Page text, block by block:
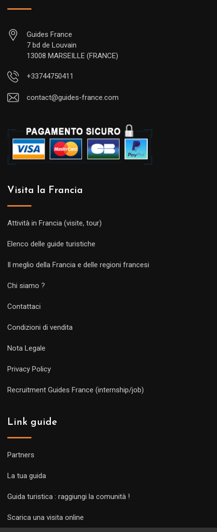
Guides France
7 bd de Louvain
13008 MARSEILLE (FRANCE)
+33744750411
contact@guides-france.com
Visita la Francia
Attività in Francia (visite, tour)
Elenco delle guide turistiche
Il meglio della Francia e delle regioni francesi
Chi siamo ?
Contattaci
Condizioni di vendita
Nota Legale
Privacy Policy
Recruitment Guides France (internship/job)
Link guide
Partners
La tua guida
Guida turistica : raggiungi la comunità !
Scarica una visita online